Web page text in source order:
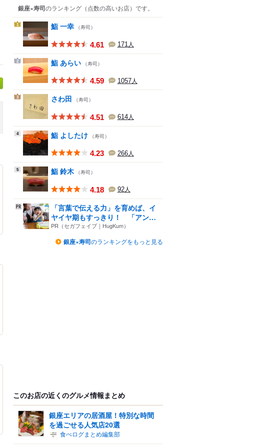
銀座×寿司のランキング （点数の高いお店） です。
1 鮨 一幸 （寿司）
4.61 171人
2 鮨 あらい （寿司）
4.59 1057人
3 さわ田 （寿司）
4.51 614人
4 鮨 よしたけ （寿司）
4.23 266人
5 鮨 鈴木 （寿司）
4.18 92人
「言葉で伝える力」を育めば、イ
ヤイヤ期もすっきり！ 「アン
パ...
PR（セガフェイブ｜HugKum）
銀座×寿司のランキングをもっと見る
このお店の近くのグルメ情報まとめ
銀座エリアの居酒屋！特別な時間
を過ごせる人気店20選
食べログまとめ編集部